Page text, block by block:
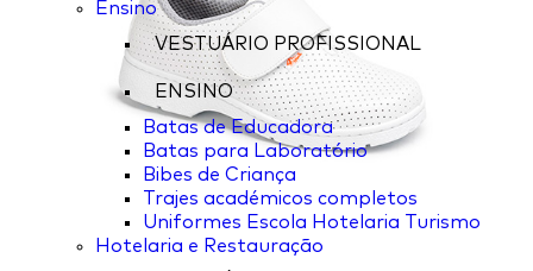
Ensino
VESTUÁRIO PROFISSIONAL
ENSINO
Batas de Educadora
Batas para Laboratório
Bibes de Criança
Trajes académicos completos
Uniformes Escola Hotelaria Turismo
Hotelaria e Restauração